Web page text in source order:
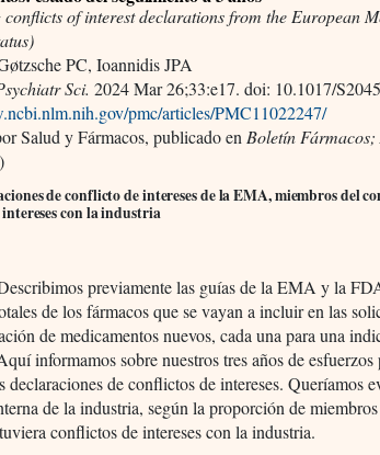
conflicts of interest declarations from the European
PC, Ioannidis JPA
Sci. 2024 Mar 26;33:e17. doi: 10.1017/
pmc/articles/PMC11022247/
Salud y Fármacos, publicado enBoletín Fármacos;
de conflicto de intereses de la EMA, miembros del
con la industria
previamente las guías de la EMA y la
de los fármacos que se vayan a incluir en las
de medicamentos nuevos, cada una para una
informamos sobre nuestros tres años de
declaraciones de conflictos de intereses. Queríamos
de la industria, según la proporción de
conflictos de intereses con la industria.